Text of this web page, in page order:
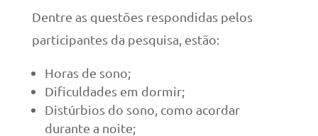
Dentre as questões respondidas pelos
participantes da pesquisa, estão:
Horas de sono;
Dificuldades em dormir;
Distúrbios do sono, como acordar
durante a noite;